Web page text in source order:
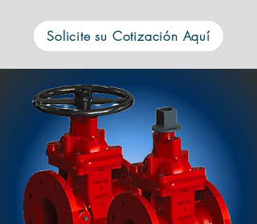
Solicite su Cotización Aquí